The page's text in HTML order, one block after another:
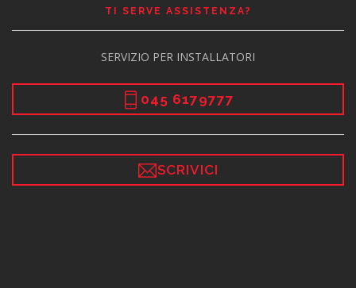
TI SERVE ASSISTENZA?
SERVIZIO PER INSTALLATORI
045 6179777
SCRIVICI